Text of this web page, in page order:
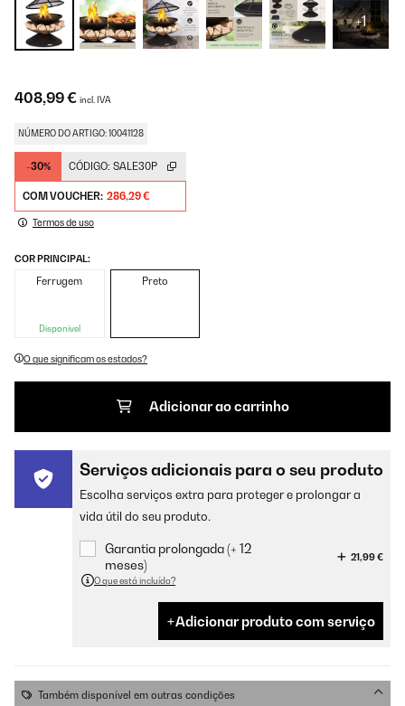
+1
408,99 € incl. IVA
NÚMERO DO ARTIGO: 10041128
-30% CÓDIGO: SALE30P
COM VOUCHER: 286,29 €
Termos de uso
COR PRINCIPAL:
Ferrugem
Disponível
Preto
O que significam os estados?
Adicionar ao carrinho
Serviços adicionais para o seu produto
Escolha serviços extra para proteger e prolongar a
vida útil do seu produto.
Garantia prolongada (+ 12
meses)
21,99 €
O que está incluído?
Adicionar produto com serviço
Também disponível em outras condições